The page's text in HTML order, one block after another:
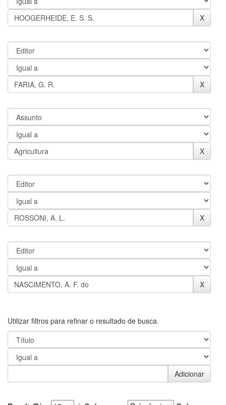
Utilizar filtros para refinar o resultado de busca.